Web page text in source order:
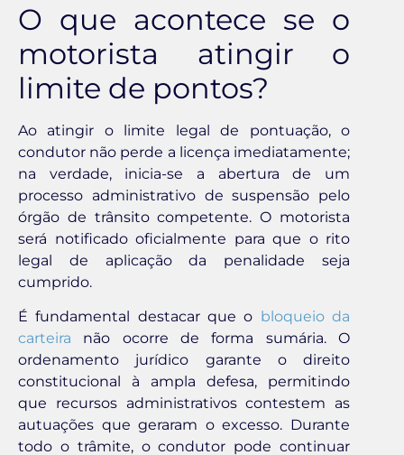
O que acontece se o
motorista atingir o
limite de pontos?
Ao atingir o limite legal de pontuação, o
condutor não perde a licença imediatamente;
na verdade, inicia-se a abertura de um
processo administrativo de suspensão pelo
órgão de trânsito competente. O motorista
será notificado oficialmente para que o rito
legal de aplicação da penalidade seja
cumprido.
É fundamental destacar que o bloqueio da
carteira não ocorre de forma sumária. O
ordenamento jurídico garante o direito
constitucional à ampla defesa, permitindo
que recursos administrativos contestem as
autuações que geraram o excesso. Durante
todo o trâmite, o condutor pode continuar